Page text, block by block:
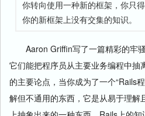
你转向使用一种新的框架，你只
你的新框架上没有交集的知识。
Aaron Griffin写了一篇精彩的牢
它们能把程序员从主要业务编程中抽
的主要论点，当你成为了一个“Rails
解但不通用的东西，它是从易于理